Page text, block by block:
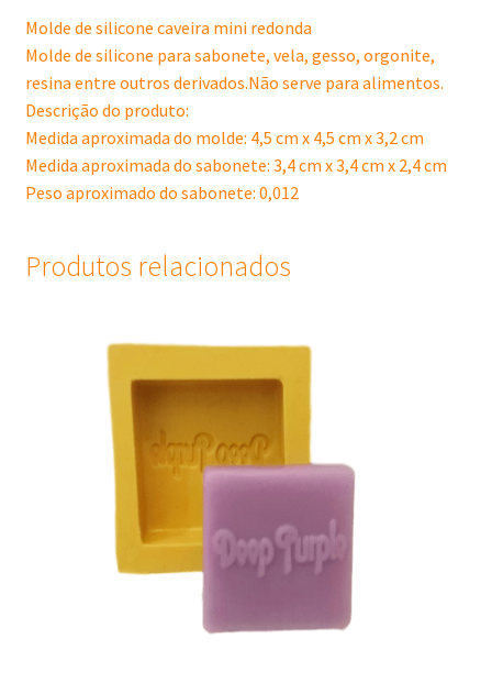
Molde de silicone caveira mini redonda
Molde de silicone para sabonete, vela, gesso, orgonite,
resina entre outros derivados.Não serve para alimentos.
Descrição do produto:
Medida aproximada do molde: 4,5 cm x 4,5 cm x 3,2 cm
Medida aproximada do sabonete: 3,4 cm x 3,4 cm x 2,4 cm
Peso aproximado do sabonete: 0,012
Produtos relacionados